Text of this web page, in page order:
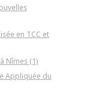
en TCC et
Nîmes (1)
Appliquée du